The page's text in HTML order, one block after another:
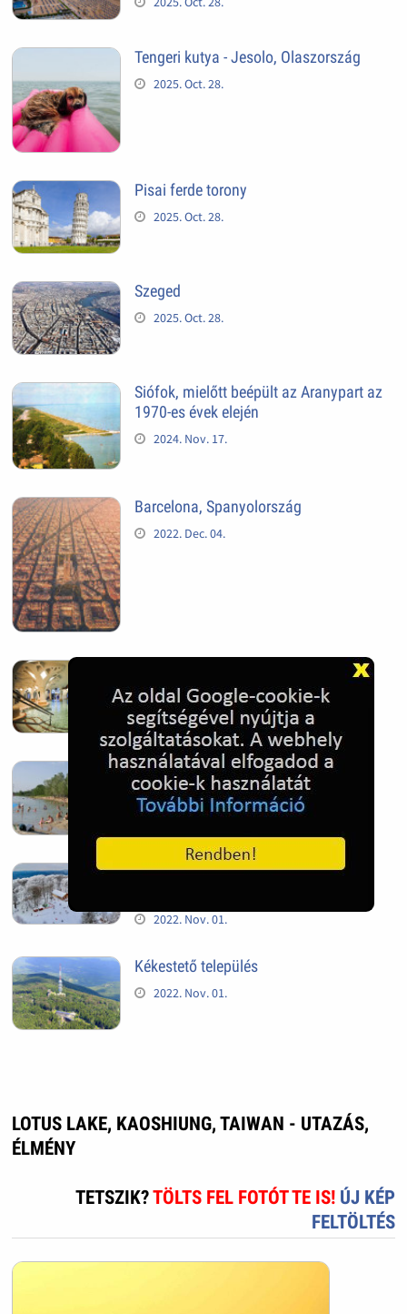
Tengeri kutya - Jesolo, Olaszország
2025. Oct. 28.
Pisai ferde torony
2025. Oct. 28.
Szeged
2025. Oct. 28.
Siófok, mielőtt beépült az Aranypart az
1970-es évek elején
2024. Nov. 17.
Barcelona, Spanyolország
2022. Dec. 04.
2022. Nov. 01.
Sándorfalva, Nádastó
2022. Nov. 01.
Hóban gyakran gazdag télen a
2022. Nov. 01.
Kékestető település
2022. Nov. 01.
LOTUS LAKE, KAOSHIUNG, TAIWAN - UTAZÁS,
ÉLMÉNY
TETSZIK?TÖLTS FEL FOTÓT TE IS! ÚJ KÉP
FELTÖLTÉS